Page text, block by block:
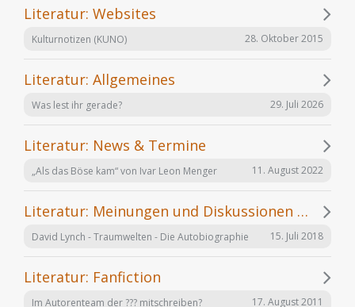
Literatur: Websites
Kulturnotizen (KUNO) 28. Oktober 2015
Literatur: Allgemeines
Was lest ihr gerade? 29. Juli 2026
Literatur: News & Termine
„Als das Böse kam“ von Ivar Leon Menger 11. August 2022
Literatur: Meinungen und Diskussionen zu einzelnen Büchern
David Lynch - Traumwelten - Die Autobiographie 15. Juli 2018
Literatur: Fanfiction
Im Autorenteam der ??? mitschreiben? 17. August 2011